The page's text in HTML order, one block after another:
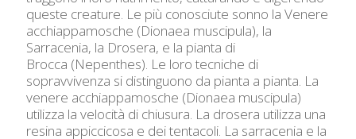
queste creature. Le più conosciute sonno la Venere
acchiappamosche (Dionaea muscipula), la
Sarracenia, la Drosera, e la pianta di
Brocca (Nepenthes). Le loro tecniche di
sopravvivenza si distinguono da pianta a pianta. La
venere acchiappamosche (Dionaea muscipula)
utilizza la velocità di chiusura. La drosera utilizza una
resina appiccicosa e dei tentacoli. La sarracenia e la